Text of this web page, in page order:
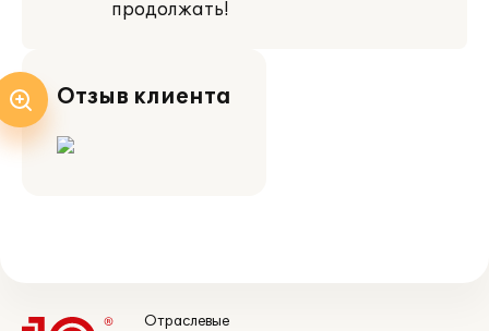
продолжать!
Отзыв клиента
Отраслевые